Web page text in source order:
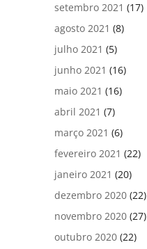
setembro 2021 (17)
agosto 2021 (8)
julho 2021 (5)
junho 2021 (16)
maio 2021 (16)
abril 2021 (7)
março 2021 (6)
fevereiro 2021 (22)
janeiro 2021 (20)
dezembro 2020 (22)
novembro 2020 (27)
outubro 2020 (22)